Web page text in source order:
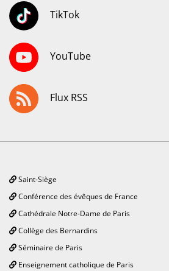
TikTok
YouTube
Flux RSS
Saint-Siège
Conférence des évêques de France
Cathédrale Notre-Dame de Paris
Collège des Bernardins
Séminaire de Paris
Enseignement catholique de Paris